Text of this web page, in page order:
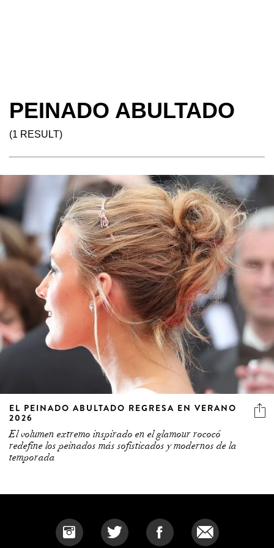
PEINADO ABULTADO
(1 RESULT)
EL PEINADO ABULTADO REGRESA EN VERANO
2026
El volumen extremo inspirado en el glamour rococó
redefine los peinados más sofisticados y modernos de la
temporada